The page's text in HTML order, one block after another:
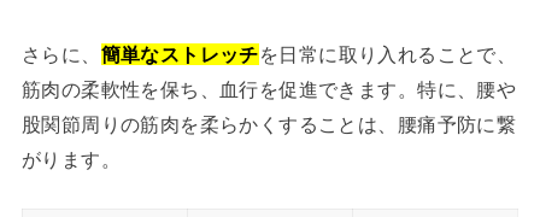
さらに、 簡単なストレッチを日常に取り入れることで、
筋肉の柔軟性を保ち、血行を促進できます。特に、腰や
股関節周りの筋肉を柔らかくすることは、腰痛予防に繋
がります。